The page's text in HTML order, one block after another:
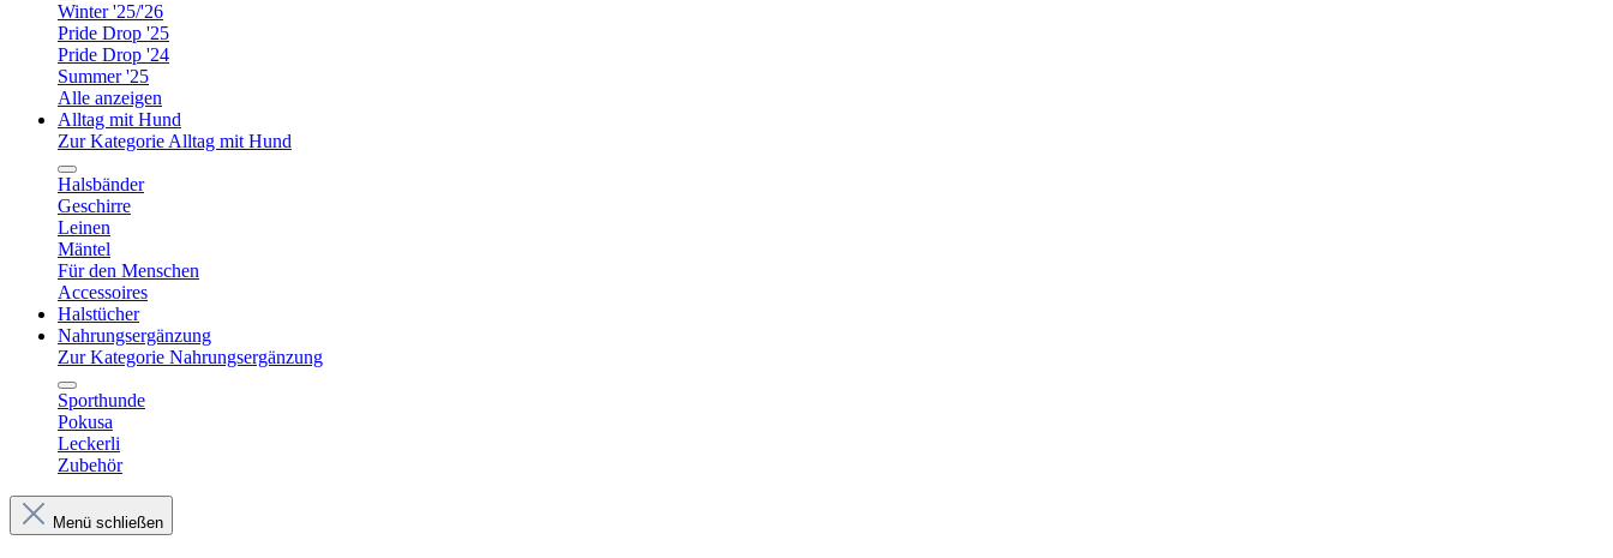
Winter '25/'26
Pride Drop '25
Pride Drop '24
Summer '25
Alle anzeigen
Alltag mit Hund
Zur Kategorie Alltag mit Hund
Halsbänder
Geschirre
Leinen
Mäntel
Für den Menschen
Accessoires
Halstücher
Nahrungsergänzung
Zur Kategorie Nahrungsergänzung
Sporthunde
Pokusa
Leckerli
Zubehör
Menü schließen